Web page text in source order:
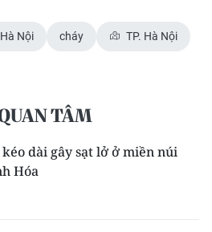
Hà Nội cháy TP. Hà Nội
TÂM
dài gây sạt lở ở miền núi
Hóa